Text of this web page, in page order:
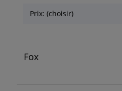
Prix: (choisir)
Fox